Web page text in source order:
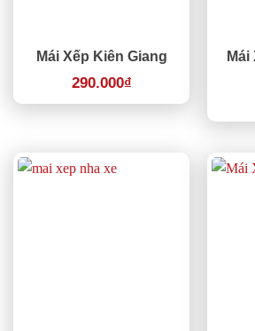
Mái Xếp Kiên Giang
290.000₫
Mái